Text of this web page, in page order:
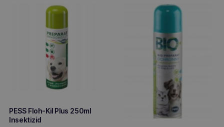
PESS Floh-Kil Plus 250ml
Insektizid